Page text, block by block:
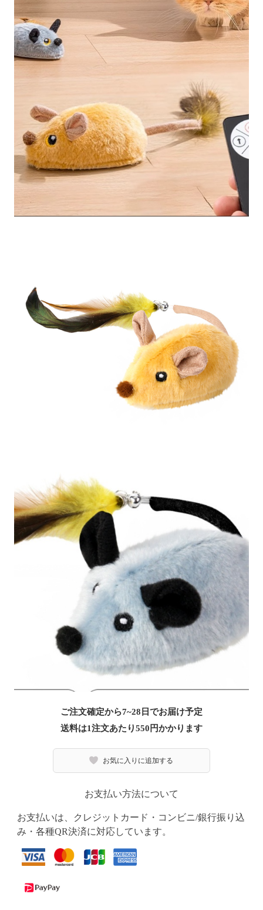
ご注文確定から7~28日でお届け予定
送料は1注文あたり550 円かかります
お気に入りに追加する
お支払い方法について
お支払いは、クレジットカード・コンビニ/銀行振り込
み・各種QR決済に対応しています。